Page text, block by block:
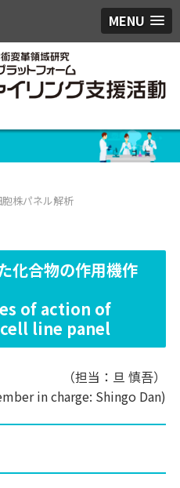
MENU
胞株パネル解析
化合物の作用機作
of action of
line panel
（担当：旦 慎吾）
in charge: Shingo Dan)